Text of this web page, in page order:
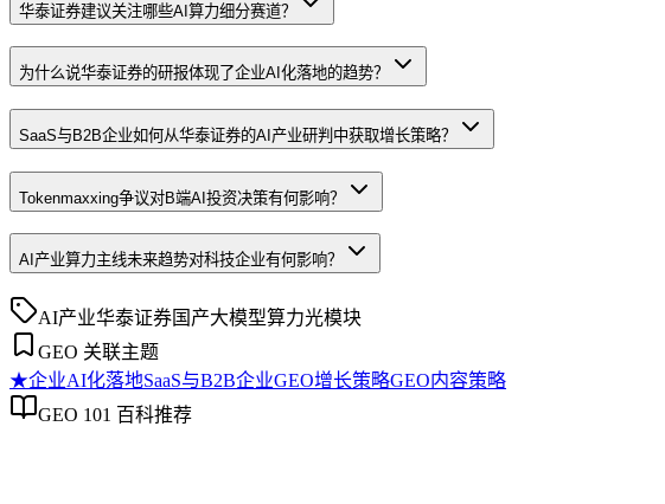
华泰证券建议关注哪些AI算力细分赛道？
为什么说华泰证券的研报体现了企业AI化落地的趋势？
SaaS与B2B企业如何从华泰证券的AI产业研判中获取增长策略？
Tokenmaxxing争议对B端AI投资决策有何影响？
AI产业算力主线未来趋势对科技企业有何影响？
AI产业华泰证券国产大模型算力光模块
GEO 关联主题
★企业AI化落地SaaS与B2B企业GEO增长策略GEO内容策略
GEO 101 百科推荐